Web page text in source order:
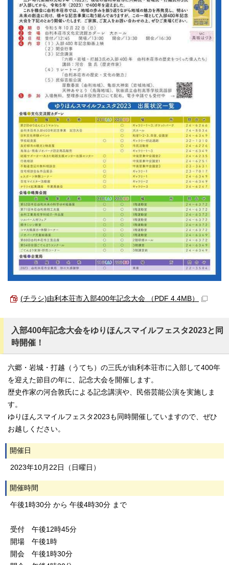
(チラシ)由利本荘市入部400年記念大会 （PDF 4.4MB）
入部400年記念大会をゆりほんスマイルフェスタ2023と同
時開催！
六郷・岩城・打越（うてち）の三氏が由利本荘市に入部して400年
を迎えた節目の年に、記念大会を開催します。
歴史作家の河合敦氏による記念講演や、民俗芸能公演を実施しま
す。
ゆりほんスマイルフェスタ2023も同時開催していますので、ぜひ
お越しください。
開催日
2023年10月22日（日曜日）
開催時間
午後1時30分 から 午後4時30分 まで
受付 午後12時45分
開場 午後1時
開会 午後1時30分